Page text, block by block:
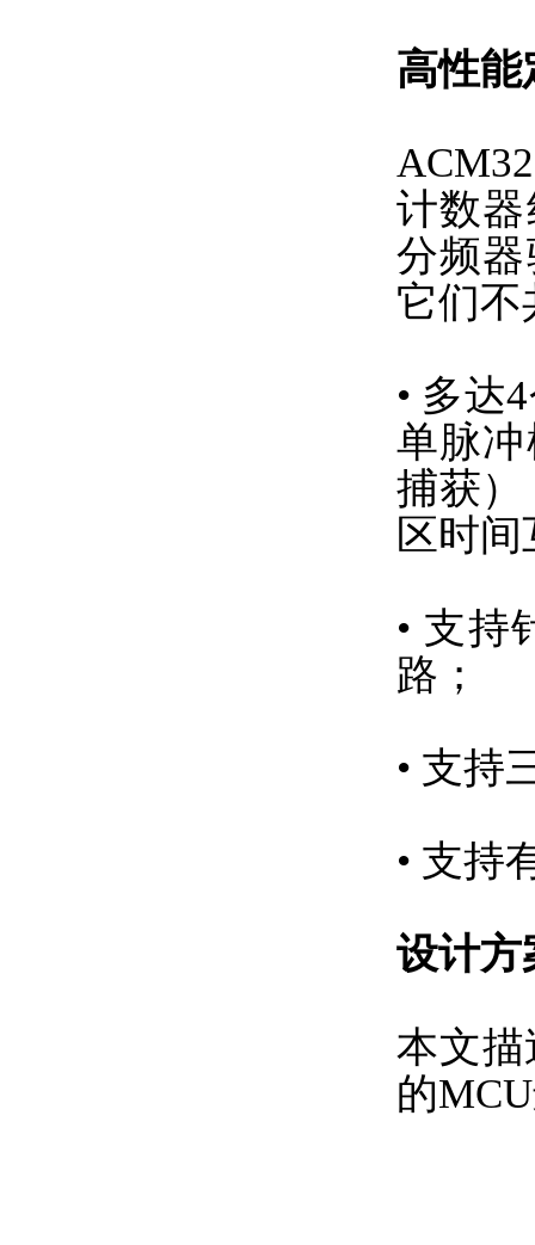
高性
计数
分频
它们不
• 多达
单脉
捕获）
区时
• 支持
路；
• 支持
• 支持
设计方
本文描
的